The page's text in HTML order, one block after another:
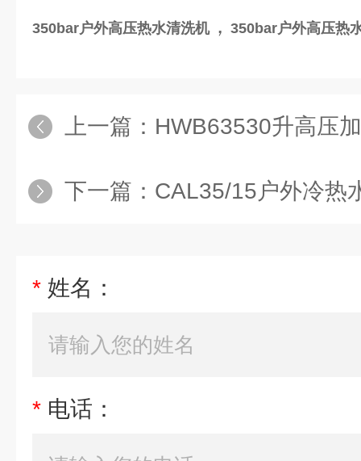
350bar户外高压热水清洗机， 350bar户外高压热
上一篇： HWB63530升高压
下一篇： CAL35/15户外冷热
* 姓名：
* 电话：